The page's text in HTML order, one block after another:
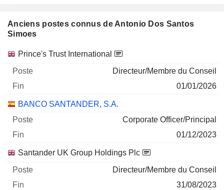
Anciens postes connus de Antonio Dos Santos
Simoes
Sociétés Poste Fin
Prince's Trust International
Directeur/Membre du Conseil
01/01/2026
BANCO SANTANDER, S.A.
Corporate Officer/Principal
01/12/2023
Santander UK Group Holdings Plc
Directeur/Membre du Conseil
31/08/2023